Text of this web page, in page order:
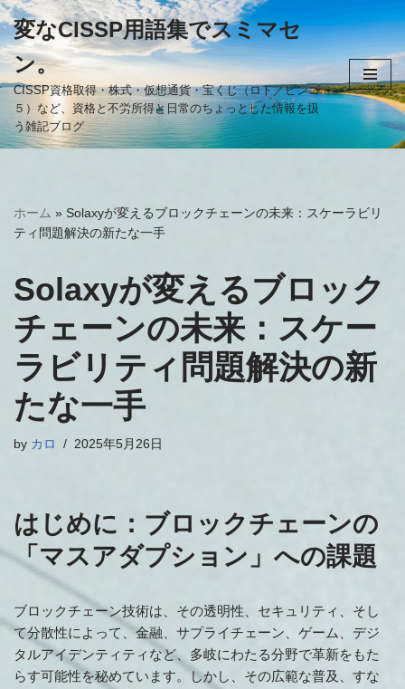
コ
ン
テ
ン
ツ
ッ
プ
変なCISSP用語集でスミマセ
ン。
CISSP資格取得・株式・仮想通貨・宝くじ（ロト／ビンゴ
５）など、資格と不労所得と日常のちょっとした情報を扱
う雑記ブログ
ホーム » Solaxyが変えるブロックチェーンの未来：スケーラビリ
ティ問題解決の新たな一手
Solaxyが変えるブロック
チェーンの未来：スケー
ラビリティ問題解決の新
たな一手
by カロ 2025年5月26日
はじめに：ブロックチェーンの
「マスアダプション」への課題
ブロックチェーン技術は、その透明性、セキュリティ、そし
て分散性によって、金融、サプライチェーン、ゲーム、デジ
タルアイデンティティなど、多岐にわたる分野で革新をもた
らす可能性を秘めています。しかし、その広範な普及、すな